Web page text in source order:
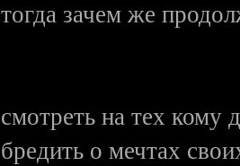
тогда зачем же
смотреть на тех кому
бредить о мечтах